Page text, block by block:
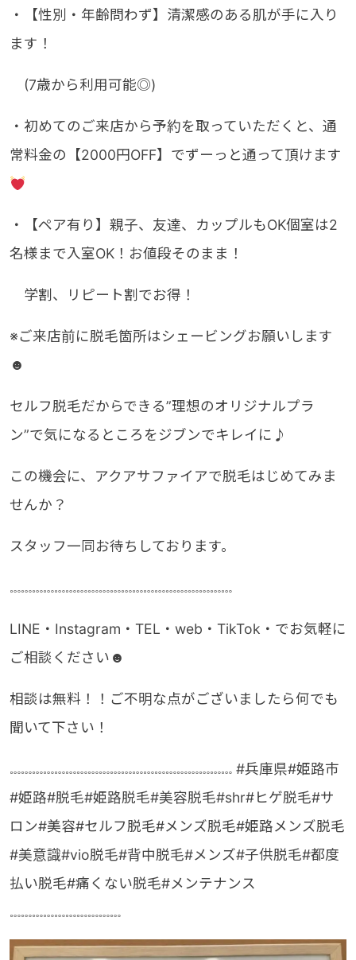
・【性別・年齢問わず】清潔感のある肌が手に入り
ます！
(7歳から利用可能◎)
・初めてのご来店から予約を取っていただくと、通
常料金の【2000円OFF】でずーっと通って頂けます
・【ペア有り】親子、友達、カップルもOK個室は2
名様まで入室OK！お値段そのまま！
学割、リピート割でお得！
※ご来店前に脱毛箇所はシェービングお願いします
☻
セルフ脱毛だからできる”理想のオリジナルプラ
ン”で気になるところをジブンでキレイに♪
この機会に、アクアサファイアで脱毛はじめてみま
せんか？
スタッフ一同お待ちしております。
𓏧𓏧𓏧𓏧𓏧𓏧𓏧𓏧𓏧𓏧𓏧𓏧𓏧𓏧𓏧𓏧𓏧𓏧𓏧𓏧
LINE・Instagram・TEL・web・TikTok・でお気軽に
ご相談ください☻
相談は無料！！ご不明な点がございましたら何でも
聞いて下さい！
𓏧𓏧𓏧𓏧𓏧𓏧𓏧𓏧𓏧𓏧𓏧𓏧𓏧𓏧𓏧𓏧𓏧𓏧𓏧𓏧 #兵庫県#姫路市
#姫路#脱毛#姫路脱毛#美容脱毛#shr#ヒゲ脱毛#サ
ロン#美容#セルフ脱毛#メンズ脱毛#姫路メンズ脱毛
#美意識#vio脱毛#背中脱毛#メンズ#子供脱毛#都度
払い脱毛#痛くない脱毛#メンテナンス
𓏧𓏧𓏧𓏧𓏧𓏧𓏧𓏧𓏧𓏧